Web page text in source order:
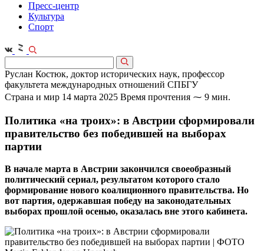
Пресс-центр
Культура
Спорт
Руслан Костюк, доктор исторических наук, профессор
факультета международных отношений СПБГУ
Страна и мир 14 марта 2025 Время прочтения ⁓ 9 мин.
Политика «на троих»: в Австрии сформировали
правительство без победившей на выборах
партии
В начале марта в Австрии закончился своеобразный
политический сериал, результатом которого стало
формирование нового коалиционного правительства. Но
вот партия, одержавшая победу на законодательных
выборах прошлой осенью, оказалась вне этого кабинета.